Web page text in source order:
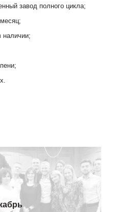
завод полного цикла;
наличии;